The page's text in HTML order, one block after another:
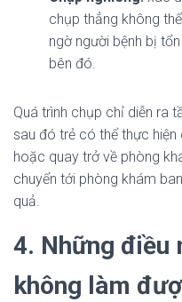
chụp thẳng không
ngờ người bệnh bị
bên đó.
Quá trình chụp chỉ diễn ra
sau đó trẻ có thể thực
hoặc quay trở về phòng
chuyển tới phòng khám
quả.
4. Những điều
không làm